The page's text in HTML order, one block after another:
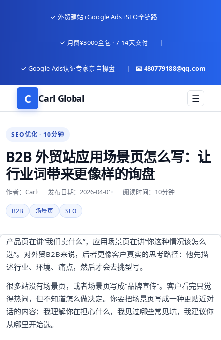
✓ 外贸建站+Google Ads+SEO全链路 |
✓ 月费¥3000全包 · 7-14天交付 |
✓ Google Ads认证专家亲自操盘 | 📧 480779188@qq.com
C Carl Global ☰
SEO优化 · 10分钟
B2B 外贸站应用场景页怎么写：让
行业词带来更像样的询盘
作者：Carl 发布日期：2026-04-01 阅读时间：10分钟
B2B 场景页 SEO
产品页在讲“我们卖什么”，应用场景页在讲“你这种情况该怎么
选”。对外贸B2B来说，后者更像客户真实的思考路径：他先描
述行业、环境、痛点，然后才会去挑型号。
很多站没有场景页，或者场景页写成“品牌宣传”。客户看完只觉
得热闹，但不知道怎么做决定。你要把场景页写成一种更贴近对
话的内容：我理解你在担心什么，我见过哪些常见坑，我建议你
从哪里开始选。